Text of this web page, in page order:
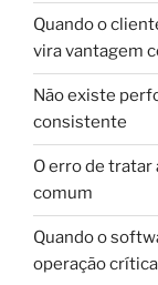
Quando o
vira vantagem
Não existe
consistente
O erro de
comum
Quando o
operação crítica